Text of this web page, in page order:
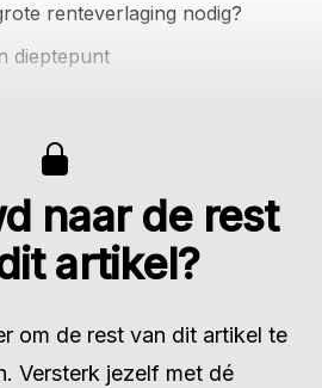
renteverlaging nodig?
dieptepunt
naar de rest
artikel?
om de rest van dit artikel te
Versterk jezelf met dé